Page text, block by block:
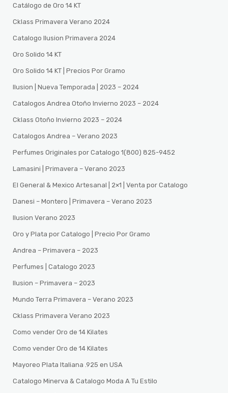
Catálogo de Oro 14 KT
Cklass Primavera Verano 2024
Catalogo Ilusion Primavera 2024
Oro Solido 14 KT
Oro Solido 14 KT | Precios Por Gramo
Ilusion | Nueva Temporada | 2023 – 2024
Catalogos Andrea Otoño Invierno 2023 – 2024
Cklass Otoño Invierno 2023 – 2024
Catalogos Andrea – Verano 2023
Perfumes Originales por Catalogo 1(800) 825-9452
Lamasini | Primavera – Verano 2023
El General & Mexico Artesanal | 2×1 | Venta por Catalogo
Danesi – Montero | Primavera – Verano 2023
Ilusion Verano 2023
Oro y Plata por Catalogo | Precio Por Gramo
Andrea – Primavera – 2023
Perfumes | Catalogo 2023
Ilusion – Primavera – 2023
Mundo Terra Primavera – Verano 2023
Cklass Primavera Verano 2023
Como vender Oro de 14 Kilates
Como vender Oro de 14 Kilates
Mayoreo Plata Italiana .925 en USA
Catalogo Minerva & Catalogo Moda A Tu Estilo